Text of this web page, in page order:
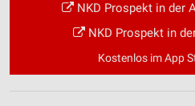
NKD Prospekt in der
NKD Prospekt in
Kostenlos im App